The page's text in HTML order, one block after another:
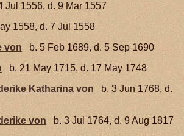
Jul 1556, d. 9 Mar 1557
1558, d. 7 Jul 1558
von
b. 5 Feb 1689, d. 5 Sep 1690
b. 21 May 1715, d. 17 May 1748
Katharina von
b. 3 Jun 1768, d.
von
b. 3 Jul 1764, d. 9 Aug 1817